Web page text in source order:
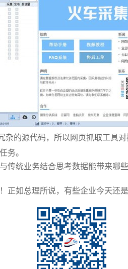
的源代码，所以网页抓取工具
务。
传统业务结合思考数据能带来哪
如总理所说，有些企业今天还是